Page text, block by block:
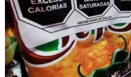
Espacio
Sociedad y tiempo
libre
Sociedad
Turismo
Salud
Es viral